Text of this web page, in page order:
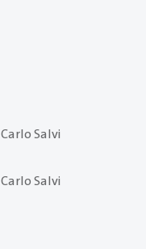
Carlo Salvi
Carlo Salvi